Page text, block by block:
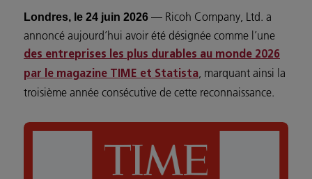
Londres, le 24 juin 2026 — Ricoh Company, Ltd. a
annoncé aujourd’hui avoir été désignée comme l’une
des entreprises les plus durables au monde 2026
par le magazine TIME et Statista , marquant ainsi la
troisième année consécutive de cette reconnaissance.